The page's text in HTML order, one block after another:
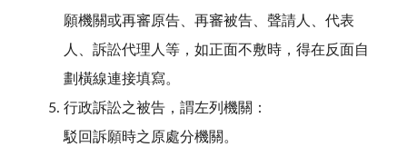
願機關或再審原告、再審被告、聲請人、代表
人、訴訟代理人等，如正面不敷時，得在反面自
劃橫線連接填寫。
行政訴訟之被告，謂左列機關：
駁回訴願時之原處分機關。